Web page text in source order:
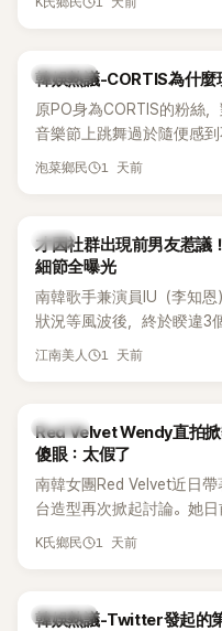
熱議討論
韓娛熱議-CORTIS為什麼
原PO身為CORTIS的粉絲
音樂節上跳舞過於隨便感
原因，希望他們能更認真地
泡菜鄉民 1 天前
韓星
才因社群出現前男友惹議
細節全曝光
南韓歌手兼演員IU（李知
狀況等風波後，終於睽違3
張近況照，讓大批粉絲又驚
江南美人 1 天前
K-POP
Red Velvet Wendy直拍掀
傻眼：太假了
南韓女團Red Velvet近日
台造型再次掀起討論。她
被質疑在舞台上使用臀墊
K氏鄉民 1 天前
熱議討論
韓娛熱議-Twitter發起的第